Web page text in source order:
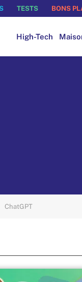
TESTS BONS
High-Tech
ChatGPT